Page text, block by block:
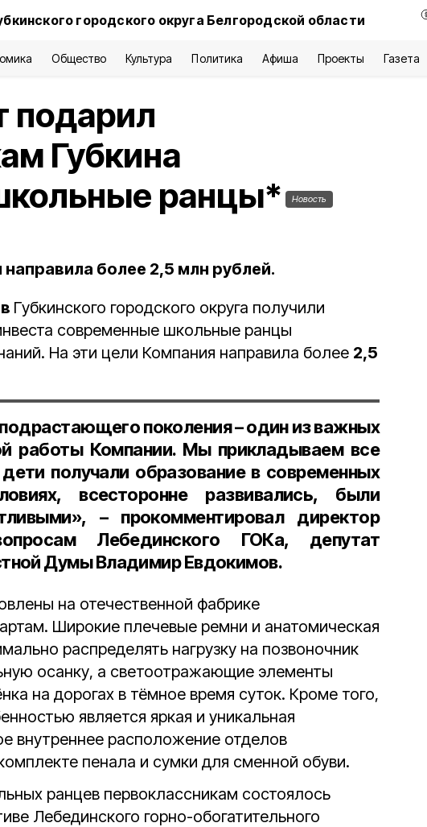
городского округа Белгородской области
Общество Культура Политика Афиша Проекты Газета
подарил
Губкина
ранцы*
Новость
более 2,5 млн рублей.
Губкинского городского округа получили
современные школьные ранцы
На эти цели Компания направила более 2,5
поколения – один из важных
работы Компании. Мы прикладываем все
получали образование в современных
всесторонне развивались, были
– прокомментировалдиректор
Лебединского ГОКа, депутат
Думы Владимир Евдокимов.
на отечественной фабрике
Широкие плечевые ремни и анатомическая
распределять нагрузку на позвоночник
осанку, а светоотражающие элементы
на дорогах в тёмное время суток. Кроме того,
является яркая и уникальная
внутреннее расположение отделов
пенала и сумки для сменной обуви.
ранцев первоклассникам состоялось
Лебединского горно-обогатительного